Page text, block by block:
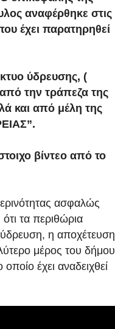
αναφέρθηκε στις
έχει παρατηρηθεί
ύδρευσης, (
την τράπεζα της
και από μέλη της
βίντεο από το
ασφαλώς
τα περιθώρια
η αποχέτευση
μέρος του δήμου
έχει αναδειχθεί